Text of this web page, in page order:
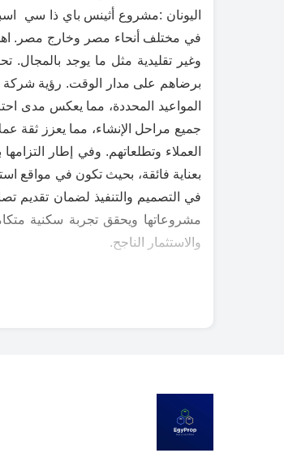
وغير تقليدية مثل ما يوجد بالمجال.
برضاهم على مدار الوقت. رؤية شركة
المواعيد المحددة، مما يعكس مدى
جميع مراحل الإنشاء، مما يعزز ثقة
العملاء وتطلعاتهم. وفي إطار
بعناية فائقة، بحيث تكون في مواقع
في التصميم والتنفيذ لضمان تقديم
مشروعاتها ويحقق تجربة سكنية
والاستثمار الناجح.